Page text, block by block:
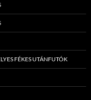
FÉKES UTÁNFUTÓK